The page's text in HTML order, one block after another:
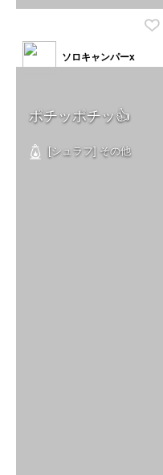
ポチッポチッ👍
[シュラフ] その他
ソロキャンパーx